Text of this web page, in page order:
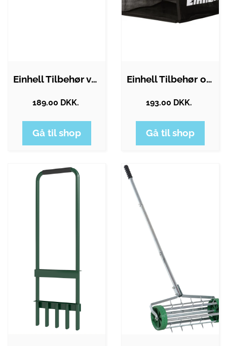
Einhell Tilbehør valse/rulle…
189.00 DKK.
Gå til shop
Einhell Tilbehør opsamler…
193.00 DKK.
Gå til shop